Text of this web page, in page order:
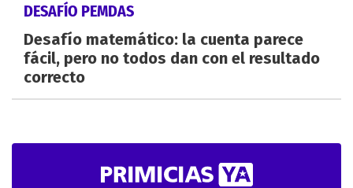
DESAFÍO PEMDAS
Desafío matemático: la cuenta parece
fácil, pero no todos dan con el resultado
correcto